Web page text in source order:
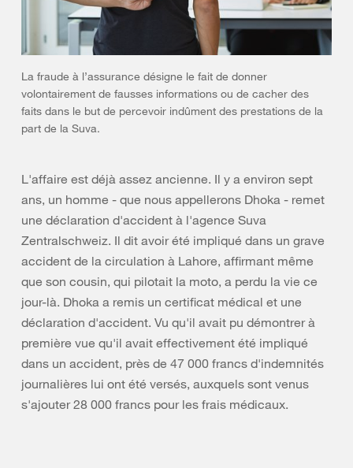
La fraude à l’assurance désigne le fait de donner
volontairement de fausses informations ou de cacher des
faits dans le but de percevoir indûment des prestations de la
part de la Suva.
L'affaire est déjà assez ancienne. Il y a environ sept
ans, un homme - que nous appellerons Dhoka - remet
une déclaration d'accident à l'agence Suva
Zentralschweiz. Il dit avoir été impliqué dans un grave
accident de la circulation à Lahore, affirmant même
que son cousin, qui pilotait la moto, a perdu la vie ce
jour-là. Dhoka a remis un certificat médical et une
déclaration d'accident. Vu qu'il avait pu démontrer à
première vue qu'il avait effectivement été impliqué
dans un accident, près de 47 000 francs d'indemnités
journalières lui ont été versés, auxquels sont venus
s'ajouter 28 000 francs pour les frais médicaux.